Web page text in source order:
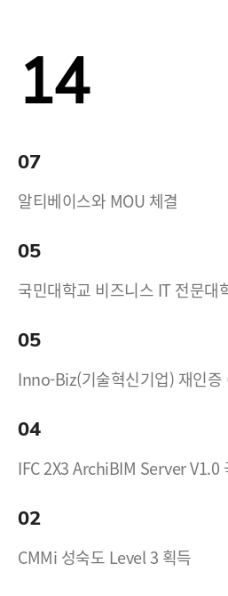
14
07
알티베이스와 MOU 체결
05
국민대학교 비즈니스 IT 전문대
05
Inno-Biz(기술혁신기업) 재인증
04
IFC 2X3 ArchiBIM Server V1.0
02
CMMi 성숙도 Level 3 획득